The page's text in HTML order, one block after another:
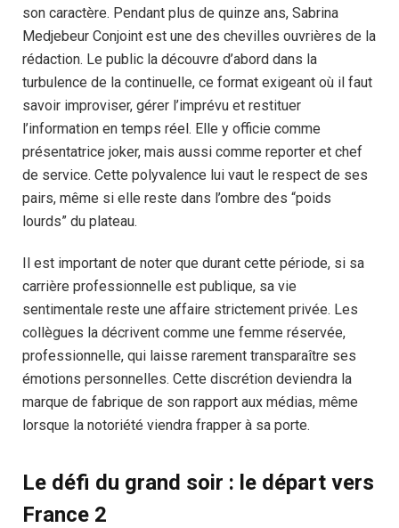
son caractère. Pendant plus de quinze ans, Sabrina
Medjebeur Conjoint est une des chevilles ouvrières de la
rédaction. Le public la découvre d’abord dans la
turbulence de la continuelle, ce format exigeant où il faut
savoir improviser, gérer l’imprévu et restituer
l’information en temps réel. Elle y officie comme
présentatrice joker, mais aussi comme reporter et chef
de service. Cette polyvalence lui vaut le respect de ses
pairs, même si elle reste dans l’ombre des “poids
lourds” du plateau.
Il est important de noter que durant cette période, si sa
carrière professionnelle est publique, sa vie
sentimentale reste une affaire strictement privée. Les
collègues la décrivent comme une femme réservée,
professionnelle, qui laisse rarement transparaître ses
émotions personnelles. Cette discrétion deviendra la
marque de fabrique de son rapport aux médias, même
lorsque la notoriété viendra frapper à sa porte.
Le défi du grand soir : le départ vers
France 2